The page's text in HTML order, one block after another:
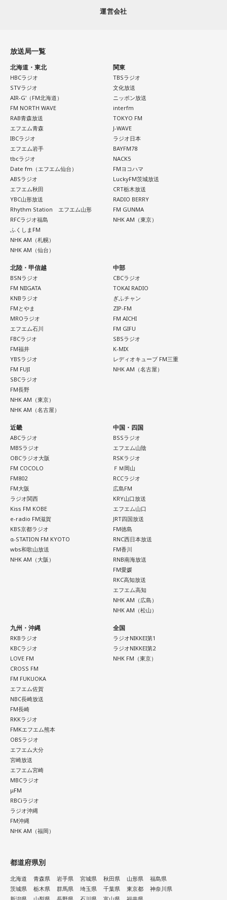
運営会社
放送局一覧
北海道・東北
HBCラジオ
STVラジオ
AIR-G'（FM北海道）
FM NORTH WAVE
RAB青森放送
エフエム青森
IBCラジオ
エフエム岩手
tbcラジオ
Date fm（エフエム仙台）
ABSラジオ
エフエム秋田
YBC山形放送
Rhythm Station エフエム山形
RFCラジオ福島
ふくしまFM
NHK AM（札幌）
NHK AM（仙台）
関東
TBSラジオ
文化放送
ニッポン放送
interfm
TOKYO FM
J-WAVE
ラジオ日本
BAYFM78
NACK5
FMヨコハマ
LuckyFM茨城放送
CRT栃木放送
RADIO BERRY
FM GUNMA
NHK AM（東京）
北陸・甲信越
BSNラジオ
FM NIIGATA
KNBラジオ
FMとやま
MROラジオ
エフエム石川
FBCラジオ
FM福井
YBSラジオ
FM FUJI
SBCラジオ
FM長野
NHK AM（東京）
NHK AM（名古屋）
中部
CBCラジオ
TOKAI RADIO
ぎふチャン
ZIP-FM
FM AICHI
FM GIFU
SBSラジオ
K-MIX
レディオキューブ FM三重
NHK AM（名古屋）
近畿
ABCラジオ
MBSラジオ
OBCラジオ大阪
FM COCOLO
FM802
FM大阪
ラジオ関西
Kiss FM KOBE
e-radio FM滋賀
KBS京都ラジオ
α-STATION FM KYOTO
wbs和歌山放送
NHK AM（大阪）
中国・四国
BSSラジオ
エフエム山陰
RSKラジオ
ＦＭ岡山
RCCラジオ
広島FM
KRY山口放送
エフエム山口
JRT四国放送
FM徳島
RNC西日本放送
FM香川
RNB南海放送
FM愛媛
RKC高知放送
エフエム高知
NHK AM（広島）
NHK AM（松山）
九州・沖縄
RKBラジオ
KBCラジオ
LOVE FM
CROSS FM
FM FUKUOKA
エフエム佐賀
NBC長崎放送
FM長崎
RKKラジオ
FMKエフエム熊本
OBSラジオ
エフエム大分
宮崎放送
エフエム宮崎
MBCラジオ
μFM
RBCiラジオ
ラジオ沖縄
FM沖縄
NHK AM（福岡）
全国
ラジオNIKKEI第1
ラジオNIKKEI第2
NHK FM（東京）
都道府県別
北海道 青森県 岩手県 宮城県 秋田県 山形県
福島県
茨城県
栃木県 群馬県 埼玉県 千葉県 東京都
神奈川県